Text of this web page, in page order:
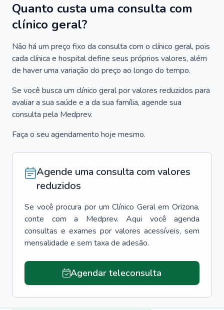
Quanto custa uma consulta com
clínico geral?
Não há um preço fixo da consulta com o clínico geral, pois
cada clínica e hospital define seus próprios valores, além
de haver uma variação do preço ao longo do tempo.
Se você busca um clínico geral por valores reduzidos para
avaliar a sua saúde e a da sua família, agende sua
consulta pela Medprev.
Faça o seu agendamento hoje mesmo.
Agende uma consulta com valores
reduzidos
Se você procura por um Clínico Geral em Orizona,
conte com a Medprev. Aqui você agenda
consultas e exames por valores acessíveis, sem
mensalidade e sem taxa de adesão.
Agendar teleconsulta